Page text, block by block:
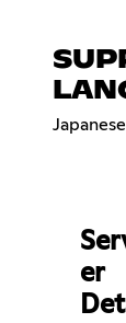
Japanese
er